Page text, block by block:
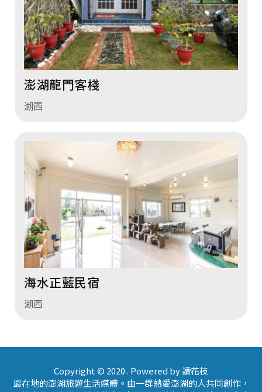
澎湖龍門客棧
湖西
海水正藍民宿
湖西
Copyright © 2020 . Powered by 讀花枝
最在地的澎湖旅遊生活媒體。由一群熱愛澎湖的人共同創作，